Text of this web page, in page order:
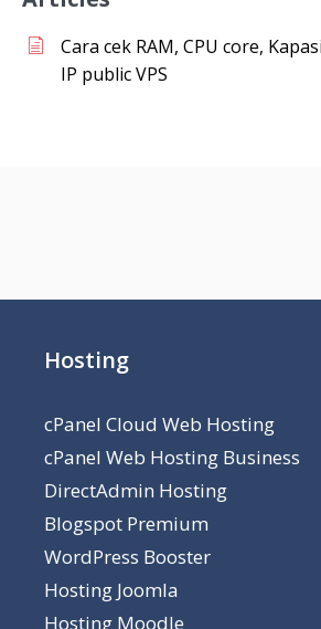
Cara cek RAM, CPU core,
IP public VPS
Hosting
cPanel Cloud Web Hosting
cPanel Web Hosting Business
DirectAdmin Hosting
Blogspot Premium
WordPress Booster
Hosting Joomla
Hosting Moodle